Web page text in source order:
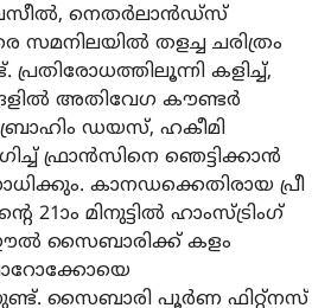
നെതർലാൻഡ്‌സ്
സമനിലയിൽ തളച്ച ചരിത്രം
കളിച്ച്,
അതിവേഗ കൗണ്ടർ
ഡയസ്, ഹകീമി
ഫ്രാൻസിനെ ഞെട്ടിക്കാൻ
കാനഡക്കെതിരായ പ്രീ
21ാം മിനുട്ടിൽ ഹാംസ്ട്രിംഗ്
സൈബാരിക്ക് കളം
സൈബാരി പൂർണ ഫിറ്റ്‌നസ്